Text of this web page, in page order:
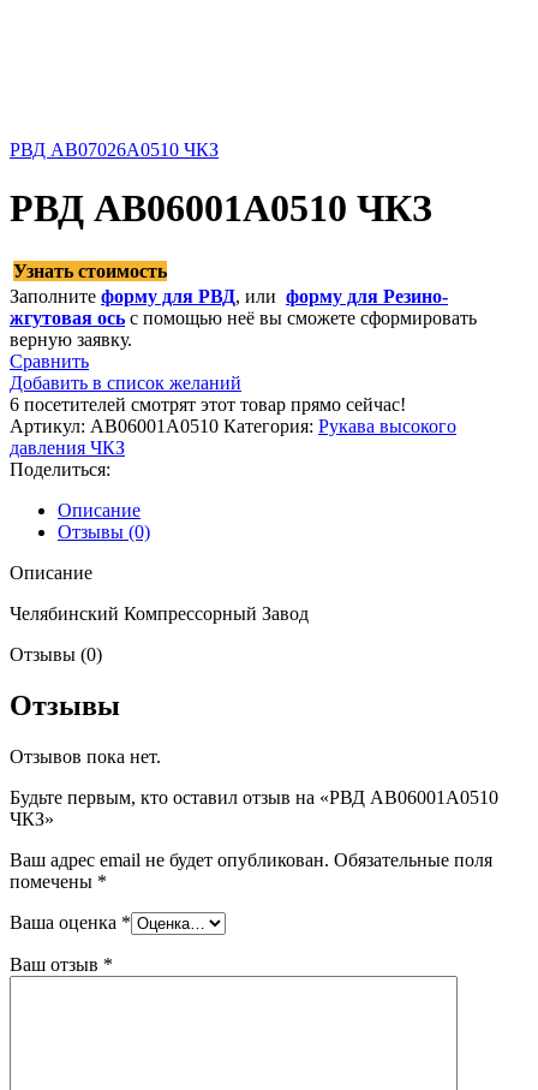
РВД AB07026A0510 ЧКЗ
РВД AB06001A0510 ЧКЗ
Узнать стоимость
Заполните форму для РВД, или форму для Резино-
жгутовая ось с помощью неё вы сможете сформировать
верную заявку.
Сравнить
Добавить в список желаний
6 посетителей смотрят этот товар прямо сейчас!
Артикул: AB06001A0510 Категория: Рукава высокого
давления ЧКЗ
Поделиться:
Описание
Отзывы (0)
Описание
Челябинский Компрессорный Завод
Отзывы (0)
Отзывы
Отзывов пока нет.
Будьте первым, кто оставил отзыв на «РВД AB06001A0510
ЧКЗ»
Ваш адрес email не будет опубликован. Обязательные поля
помечены *
Ваша оценка *
Ваш отзыв *